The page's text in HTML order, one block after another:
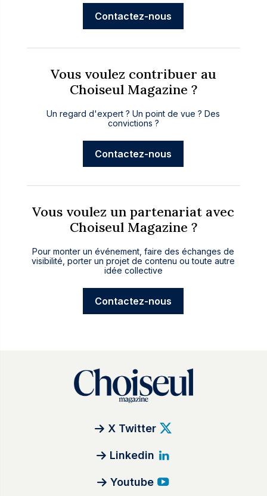
Contactez-nous
Vous voulez contribuer au
Choiseul Magazine ?
Un regard d'expert ? Un point de vue ? Des
convictions ?
Contactez-nous
Vous voulez un partenariat avec
Choiseul Magazine ?
Pour monter un événement, faire des échanges de
visibilité, porter un projet de contenu ou toute autre
idée collective
Contactez-nous
X Twitter
Linkedin
Youtube